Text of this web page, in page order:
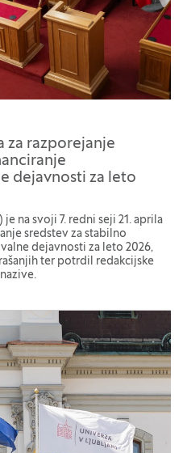
za razporejanje
dejavnosti za leto
na svoji 7. redni seji 21. aprila
sredstev za stabilno
dejavnosti za leto 2026,
ter potrdil redakcijske